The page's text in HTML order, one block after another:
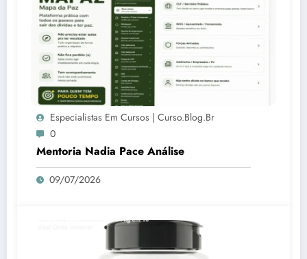
Especialistas Em Cursos | Curso.blog.br
0
Mentoria Nadia Pace Análise
09/07/2026